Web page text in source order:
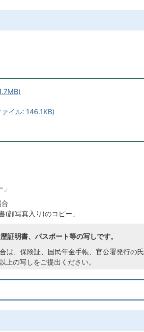
イル: 146.1KB)
(顔写真入り)のコピー」
証明書、パスポート等の写しです。
は、保険証、国民年金手帳、官公署発行の氏
の写しをご提出ください。